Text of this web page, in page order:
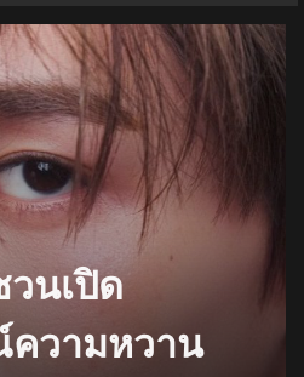
วนเปิด
วามหวาน